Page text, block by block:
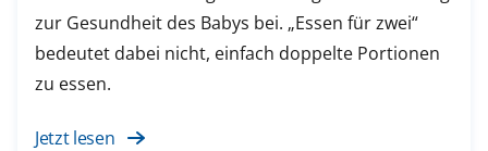
zur Gesundheit des Babys bei. „Essen für zwei“
bedeutet dabei nicht, einfach doppelte Portionen
zu essen.
Jetzt lesen